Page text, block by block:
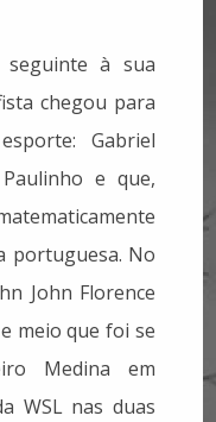
à sua
chegou para
Gabriel
e que,
portuguesa. No
John Florence
meio que foi se
Medina em
WSL nas duas